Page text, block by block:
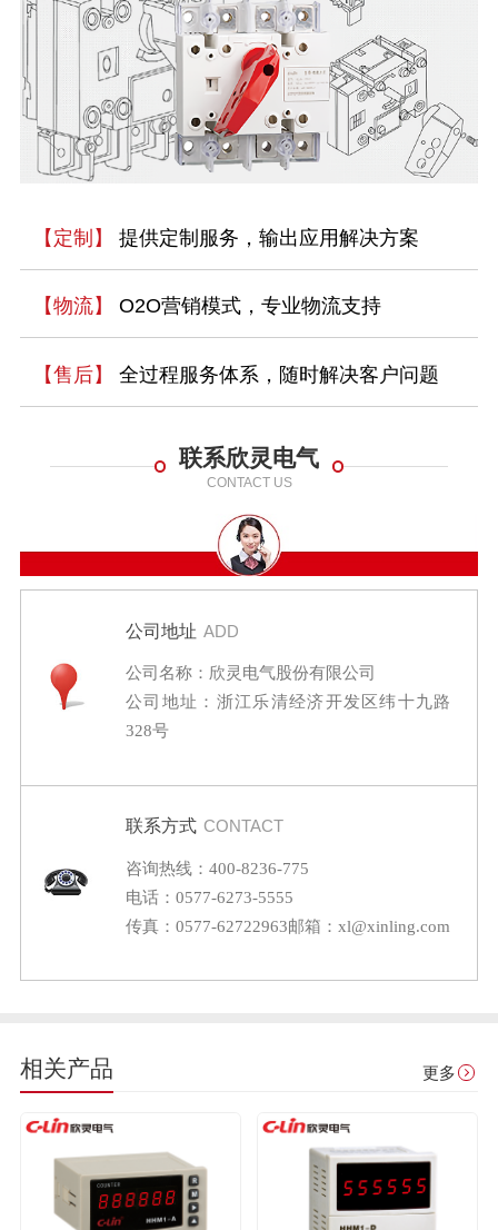
【定制】 提供定制服务，输出应用解决方案
【物流】 O2O营销模式，专业物流支持
【售后】 全过程服务体系，随时解决客户问题
联系欣灵电气
CONTACT US
公司地址 ADD
公司名称：欣灵电气股份有限公司
公司地址：浙江乐清经济开发区纬十九路
328号
联系方式 CONTACT
咨询热线：400-8236-775
电话：0577-6273-5555
传真：0577-62722963邮箱：xl@xinling.com
相关产品 更多